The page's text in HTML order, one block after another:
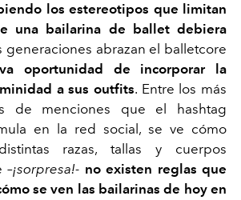
los estereotipos que limitan
una bailarina de ballet debiera
generaciones abrazan el balletcore
oportunidad de incorporar la
a sus outfits. Entre los más
de menciones que el hashtag
en la red social, se ve cómo
razas, tallas y cuerpos
–¡sorpresa!- no existen reglas que
se ven las bailarinas de hoy en